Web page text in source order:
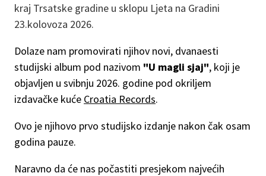
kraj Trsatske gradine u sklopu Ljeta na Gradini
23.kolovoza 2026.
Dolaze nam promovirati njihov novi, dvanaesti
studijski album pod nazivom "U magli sjaj", koji je
objavljen u svibnju 2026. godine pod okriljem
izdavačke kuće Croatia Records.
Ovo je njihovo prvo studijsko izdanje nakon čak osam
godina pauze.
Naravno da će nas počastiti presjekom najvećih